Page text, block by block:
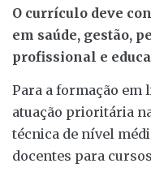
O currículo deve
em saúde, gestão,
profissional e
Para a formação em
atuação prioritária
técnica de nível
docentes para